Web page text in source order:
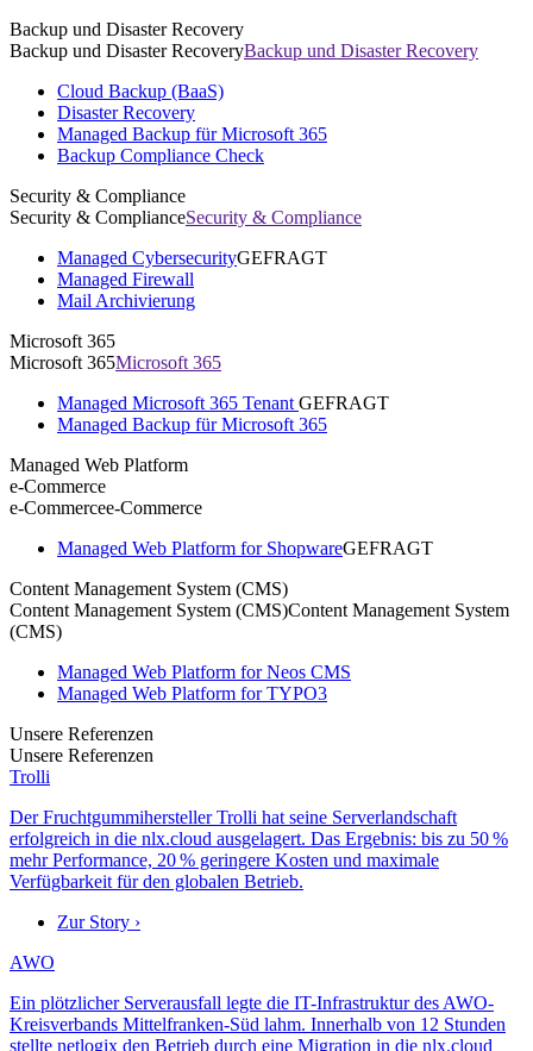
Backup und Disaster Recovery
Backup und Disaster RecoveryBackup und Disaster Recovery
Cloud Backup (BaaS)
Disaster Recovery
Managed Backup für Microsoft 365
Backup Compliance Check
Security & Compliance
Security & ComplianceSecurity & Compliance
Managed CybersecurityGEFRAGT
Managed Firewall
Mail Archivierung
Microsoft 365
Microsoft 365Microsoft 365
Managed Microsoft 365 Tenant GEFRAGT
Managed Backup für Microsoft 365
Managed Web Platform
e-Commerce
e-Commercee-Commerce
Managed Web Platform for ShopwareGEFRAGT
Content Management System (CMS)
Content Management System (CMS)Content Management System
(CMS)
Managed Web Platform for Neos CMS
Managed Web Platform for TYPO3
Unsere Referenzen
Unsere Referenzen
Trolli
Der Fruchtgummihersteller Trolli hat seine Serverlandschaft
erfolgreich in die nlx.cloud ausgelagert. Das Ergebnis: bis zu 50 %
mehr Performance, 20 % geringere Kosten und maximale
Verfügbarkeit für den globalen Betrieb.
Zur Story ›
AWO
Ein plötzlicher Serverausfall legte die IT-Infrastruktur des AWO-
Kreisverbands Mittelfranken-Süd lahm. Innerhalb von 12 Stunden
stellte netlogix den Betrieb durch eine Migration in die nlx.cloud